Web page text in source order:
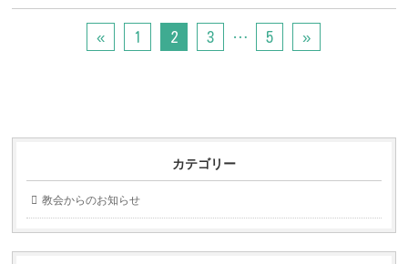
« 1 2 3 … 5 »
カテゴリー
教会からのお知らせ